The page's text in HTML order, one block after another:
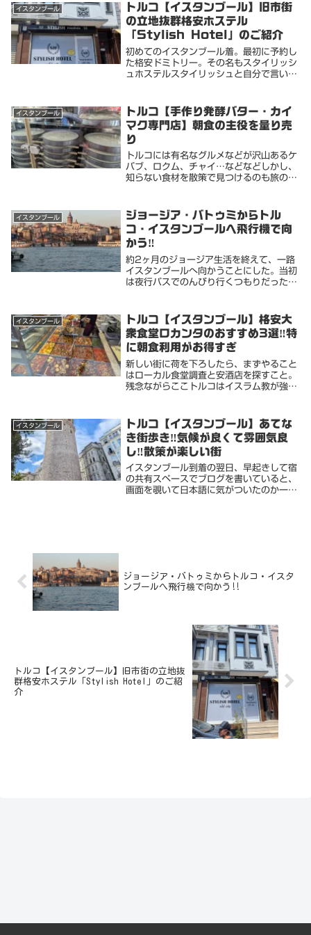
に寿司や天ぷらを食いてえ〜とはあまり思
わない。カツ...
イスタンブール
トルコ【イスタンブール】旧市街
の立地抜群格安ホステル
「Stylish Hotel」のご紹介
初めてのイスタンブール着。最初に予約し
た格安ドミトリー。その名もスタイリッシ
ュホステルスタイリッシュと自分で言い切
客なんだけど、それまで長居したジョージ
アの各施設の...
イスタンブール
トルコ【手作り発酵バター・カイ
マク専門店】朝食の主役を量り売
り
トルコには有名なグルメなどが沢山あるケ
バブ、ロクム、チャイ…などなどしかし、
知らない食材を散策で見つけるのも旅の醍
するなか宿の目の前に気になるお店を発
見。バターなの...
イスタンブール
ジョージア・バトゥミからトル
コ・イスタンブールへ飛行機で向
かう‼️
約2ヶ月のジョージア生活を終えて、一路
イスタンブールへ向かうことにした。当初
は夜行バスでのんびり行くつもりだった
空港から飛ぶことにした。ターキッシュエ
アラインで片道...
イスタンブール
トルコ【イスタンブール】格安大
衆食堂ロカンタのおすすめ3選‼️特
に朝食利用がお得すぎ
新しい街に荷を下ろしたら、まずやること
はローカル食堂調査と安酒店を探すこと。
残念ながらここトルコはイスラム教が強く
島なんかもそうだけど輸入酒とアルコール
度数の強い酒...
イスタンブール
トルコ【イスタンブール】あてな
き街歩き‼️気候が良くて雰囲気良
し‼️散策が楽しい街
イスタンブール到着の翌日、早起きして宿
の共有スペースでブログを書いていると、
画面を覗いて日本語に気がついたのか一人
ジョージア・バトゥミからトルコ・イスタ
ンブールへ飛行機で向かう‼️
トルコ【イスタンブール】旧市街の立地抜
群格安ホステル「Stylish Hotel」のご紹
介